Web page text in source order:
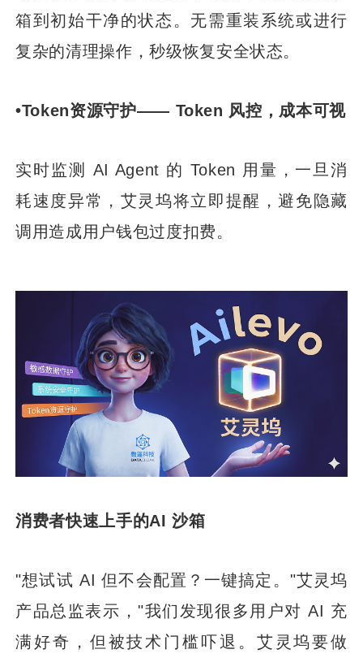
箱到初始干净的状态。无需重装系统或进行
复杂的清理操作，秒级恢复安全状态。
•Token资源守护—— Token 风控，成本可视
实时监测 AI Agent 的 Token 用量，一旦消
耗速度异常，艾灵坞将立即提醒，避免隐藏
调用造成用户钱包过度扣费。
消费者快速上手的AI 沙箱
"想试试 AI 但不会配置？一键搞定。"艾灵坞
产品总监表示，"我们发现很多用户对 AI 充
满好奇，但被技术门槛吓退。艾灵坞要做